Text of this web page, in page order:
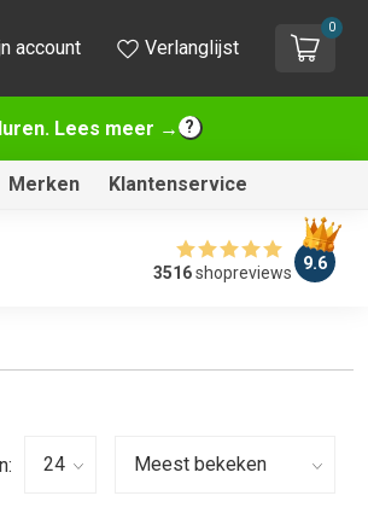
Lees meer →
account Verlanglijst
0
Merken Klantenservice
3516shopreviews 9.6